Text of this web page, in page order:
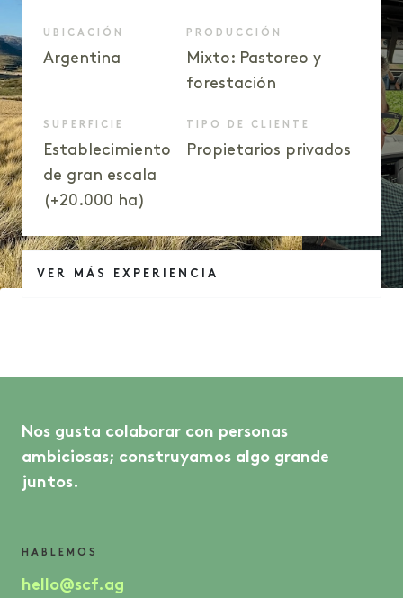
UBICACIÓN
Argentina
PRODUCCIÓN
Mixto: Pastoreo y
forestación
SUPERFICIE
Establecimiento
de gran escala
(+20.000 ha)
TIPO DE CLIENTE
Propietarios privados
VER MÁS EXPERIENCIA
Nos gusta colaborar con personas
ambiciosas; construyamos algo grande
juntos.
HABLEMOS
hello@scf.ag